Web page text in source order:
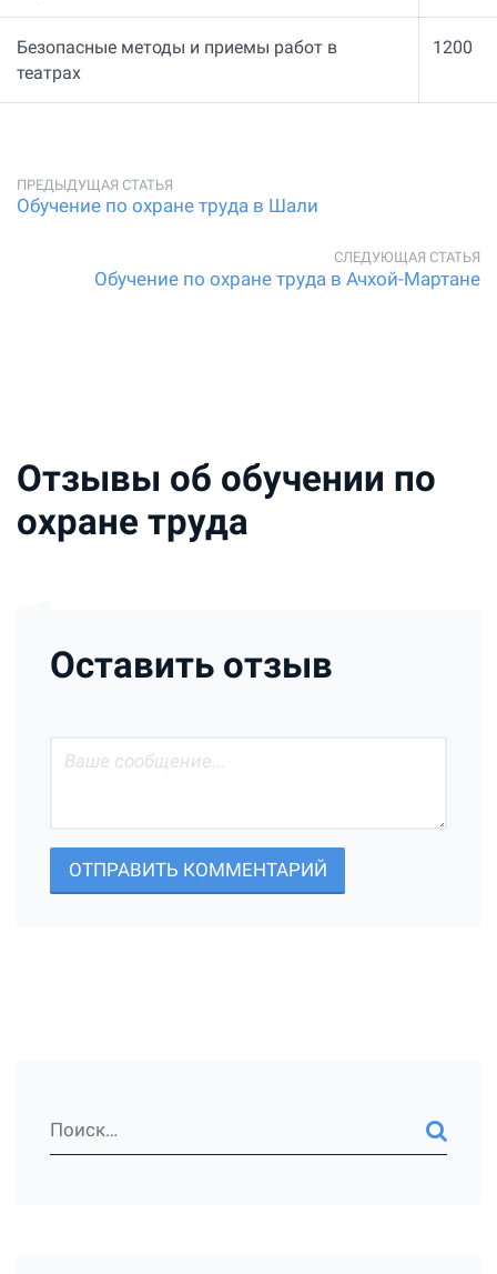
Безопасные методы и приемы работ в
театрах
1200
Обучение по охране труда в Шали
Обучение по охране труда в Ачхой-Мартане
Отзывы об обучении по
охране труда
Оставить отзыв
ОТПРАВИТЬ КОММЕНТАРИЙ